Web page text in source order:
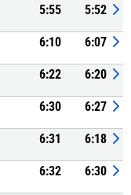
5:55 5:52
6:10 6:07
6:22 6:20
6:30 6:27
6:31 6:18
6:32 6:30